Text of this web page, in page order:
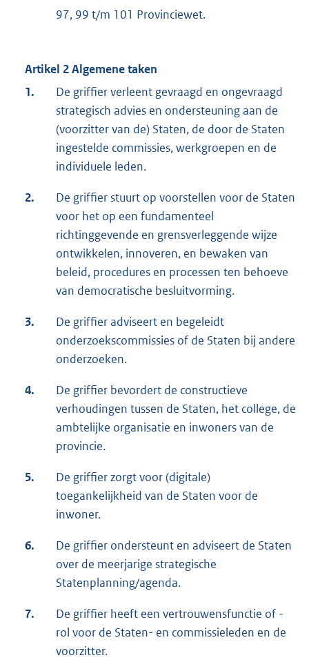
97, 99 t/m 101 Provinciewet.
Artikel 2 Algemene taken
1.
De griffier verleent gevraagd en ongevraagd
strategisch advies en ondersteuning aan de
(voorzitter van de) Staten, de door de Staten
ingestelde commissies, werkgroepen en de
individuele leden.
2.
De griffier stuurt op voorstellen voor de Staten
voor het op een fundamenteel
richtinggevende en grensverleggende wijze
ontwikkelen, innoveren, en bewaken van
beleid, procedures en processen ten behoeve
van democratische besluitvorming.
3.
De griffier adviseert en begeleidt
onderzoekscommissies of de Staten bij andere
onderzoeken.
4.
De griffier bevordert de constructieve
verhoudingen tussen de Staten, het college, de
ambtelijke organisatie en inwoners van de
provincie.
5.
De griffier zorgt voor (digitale)
toegankelijkheid van de Staten voor de
inwoner.
6.
De griffier ondersteunt en adviseert de Staten
over de meerjarige strategische
Statenplanning/agenda.
7.
De griffier heeft een vertrouwensfunctie of -
rol voor de Staten- en commissieleden en de
voorzitter.